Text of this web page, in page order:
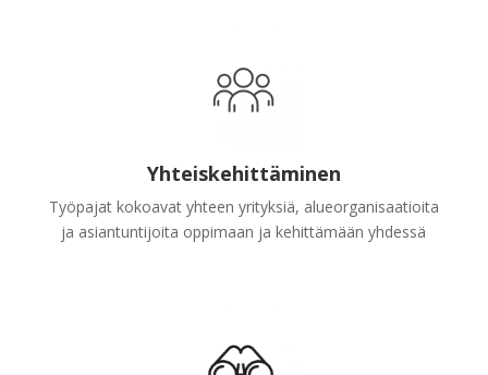
Yhteiskehittäminen
Työpajat kokoavat yhteen yrityksiä, alueorganisaatioita
ja asiantuntijoita oppimaan ja kehittämään yhdessä